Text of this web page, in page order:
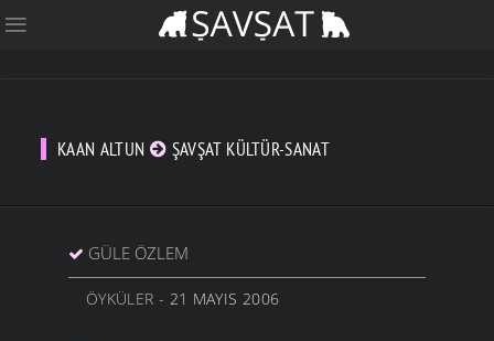
KAAN ALTUN ŞAVŞAT KÜLTÜR-SANAT
GÜLE ÖZLEM
ÖYKÜLER - 21 MAYIS 2006